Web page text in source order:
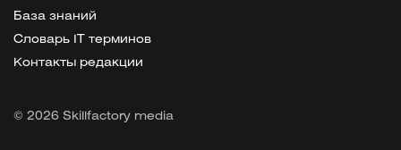
База знаний
Словарь IT терминов
Контакты редакции
© 2026 Skillfactory media